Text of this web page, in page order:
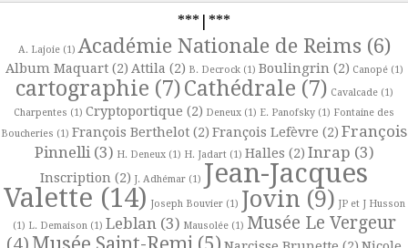
***|***
A. Lajoie(1) Académie Nationale de Reims (6)
Album Maquart(2) Attila (2) B. Decrock(1) Boulingrin(2) Canopé(1)
cartographie (7)Cathédrale (7) Cavalcade(1)
Charpentes (1) Cryptoportique (2) Deneux (1) E. Panofsky (1) Fontaine des
Boucheries (1) François Berthelot (2) François Lefèvre (2) François
Pinnelli(3) H. Deneux(1) H. Jadart(1) Halles (2) Inrap (3)
Inscription (2) J. Adhémar (1) Jean-Jacques
Valette (14) Joseph Bouvier(1) Jovin (9) JP et J Husson
(1) L. Demaison(1) Leblan(3) Mausolée(1) Musée Le Vergeur